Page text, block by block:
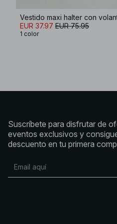
Vestido maxi halter con
EUR 37.97 EUR 75.95
1 color
Suscríbete para disfrutar de
eventos exclusivos y
descuento en tu primera